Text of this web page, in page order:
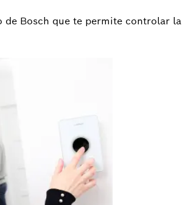
de Bosch que te permite controlar